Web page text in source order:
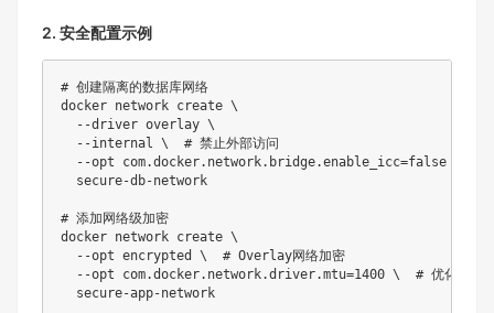
2. 安全配置示例
# 创建隔离的数据库网络
docker network create \
--driver overlay \
--internal \
# 禁止外部访问
--opt
com.docker.network.bridge.enable_icc=false
  secure-db-network
# 添加网络级加密
docker network create \
--opt encrypted \
# Overlay网络加密
--opt
com.docker.network.driver.mtu=1400 \
# 优化加密